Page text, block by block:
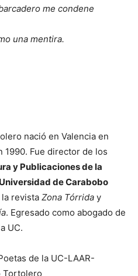
me condene
una mentira.
nació en Valencia en
1990. Fue director de los
y Publicaciones de la
de Carabobo
revista Zona Tórrida y
. Egresado como abogado de
UC.